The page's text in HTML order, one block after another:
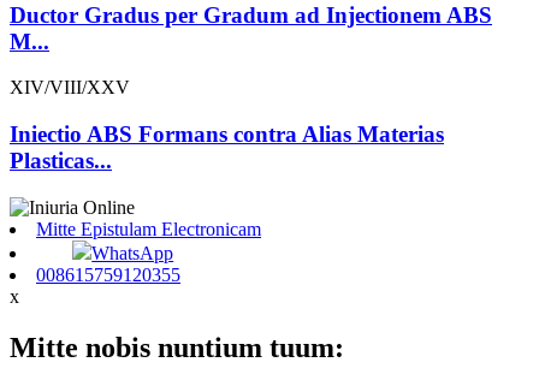
Ductor Gradus per Gradum ad Injectionem ABS
M...
XIV/VIII/XXV
Iniectio ABS Formans contra Alias ​​Materias
Plasticas...
Mitte Epistulam Electronicam
WhatsApp
008615759120355
x
Mitte nobis nuntium tuum: